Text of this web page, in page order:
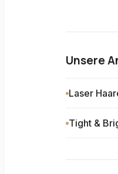
Unsere
Laser
Tight &